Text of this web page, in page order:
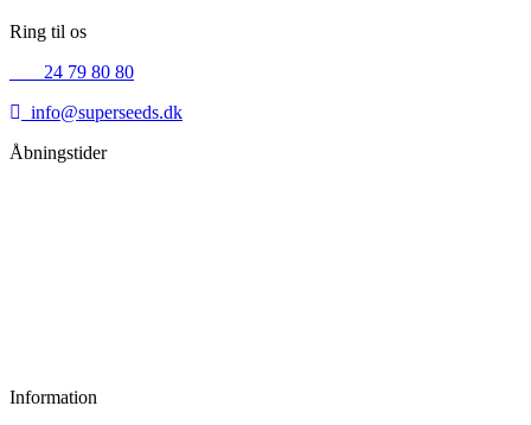
Ring til os
24 79 80 80
info@superseeds.dk
Åbningstider
Information